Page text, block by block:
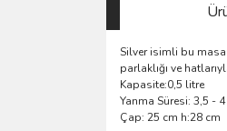
Silver isimli bu
parlaklığı ve
Kapasite:0,5 litre
Yanma Süresi: 3,5 -
Çap: 25 cm h:28 cm